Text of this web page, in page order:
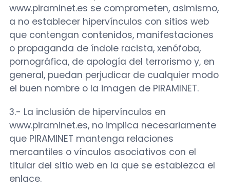
www.piraminet.es se comprometen, asimismo,
a no establecer hipervínculos con sitios web
que contengan contenidos, manifestaciones
o propaganda de índole racista, xenófoba,
pornográfica, de apología del terrorismo y, en
general, puedan perjudicar de cualquier modo
el buen nombre o la imagen de PIRAMINET.
3.- La inclusión de hipervínculos en
www.piraminet.es, no implica necesariamente
que PIRAMINET mantenga relaciones
mercantiles o vínculos asociativos con el
titular del sitio web en la que se establezca el
enlace.